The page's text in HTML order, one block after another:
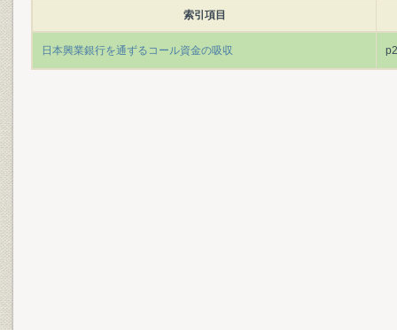
索引項目
日本興業銀行を通ずるコール資金の吸収